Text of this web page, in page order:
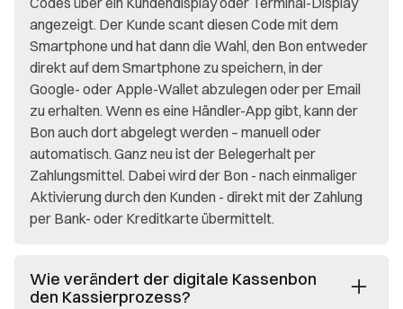
angezeigt. Der Kunde scant diesen Code mit dem
Smartphone und hat dann die Wahl, den Bon entweder
direkt auf dem Smartphone zu speichern, in der
Google- oder Apple-Wallet abzulegen oder per Email
zu erhalten. Wenn es eine Händler-App gibt, kann der
Bon auch dort abgelegt werden – manuell oder
automatisch. Ganz neu ist der Belegerhalt per
Zahlungsmittel. Dabei wird der Bon - nach einmaliger
Aktivierung durch den Kunden - direkt mit der Zahlung
per Bank- oder Kreditkarte übermittelt.
Wie verändert der digitale Kassenbon
den Kassierprozess?